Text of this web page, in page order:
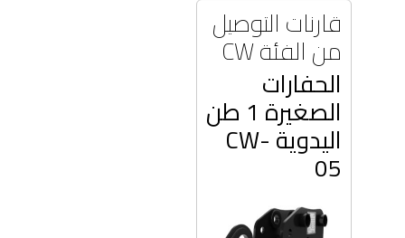
قارنات التوصيل
من الفئة CW
الحفارات
الصغيرة 1 طن
اليدوية CW-
05